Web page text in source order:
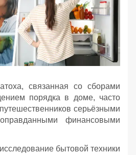
связанная со сборами
порядка в доме, часто
серьёзными
финансовыми
бытовой техники